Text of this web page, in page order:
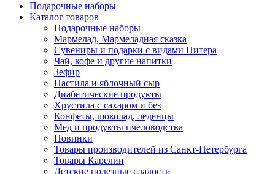
Подарочные наборы
Каталог товаров
Подарочные наборы
Мармелад, Мармеладная сказка
Сувениры и подарки с видами Питера
Чай, кофе и другие напитки
Зефир
Пастила и яблочный сыр
Диабетические продукты
Хрустила с сахаром и без
Конфеты, шоколад, леденцы
Мед и продукты пчеловодства
Новинки
Товары производителей из Санкт-Петербурга
Товары Карелии
Детские полезные сладости